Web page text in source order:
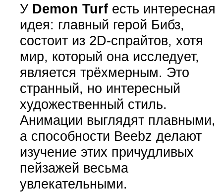
У Demon Turfесть интересная
идея: главный герой Бибз,
состоит из 2D-спрайтов, хотя
мир, который она исследует,
является трёхмерным. Это
странный, но интересный
художественный стиль.
Анимации выглядят плавными,
а способности Beebz делают
изучение этих причудливых
пейзажей весьма
увлекательными.